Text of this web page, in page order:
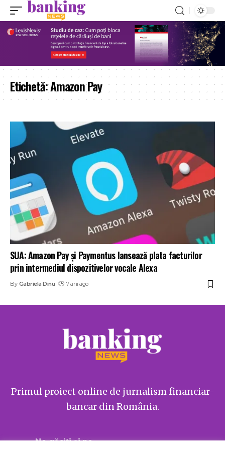
Etichetă:Amazon Pay
SUA: Amazon Pay și Paymentus lansează plata facturilor
prin intermediul dispozitivelor vocale Alexa
By Gabriela Dinu 7 ani ago
Primul proiect online de jurnalism financiar-
bancar din România.
Ne găsiți și pe